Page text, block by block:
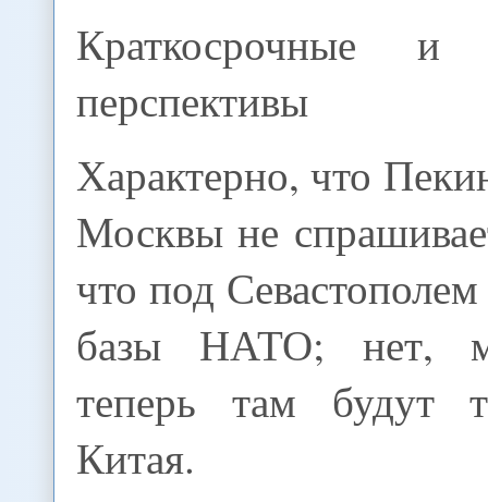
Краткосрочные и
перспективы
Характерно, что
Москвы не
что под
базы НАТО; нет,
теперь там будут
Китая.